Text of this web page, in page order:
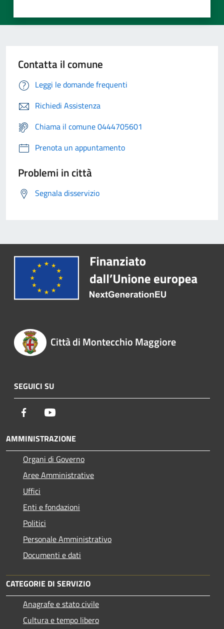
Contatta il comune
Leggi le domande frequenti
Richiedi Assistenza
Chiama il comune 0444705601
Prenota un appuntamento
Problemi in città
Segnala disservizio
Città di Montecchio Maggiore
SEGUICI SU
Facebook
AMMINISTRAZIONE
Organi di Governo
Aree Amministrative
Uffici
Enti e fondazioni
Politici
Personale Amministrativo
Documenti e dati
CATEGORIE DI SERVIZIO
Anagrafe e stato civile
Cultura e tempo libero